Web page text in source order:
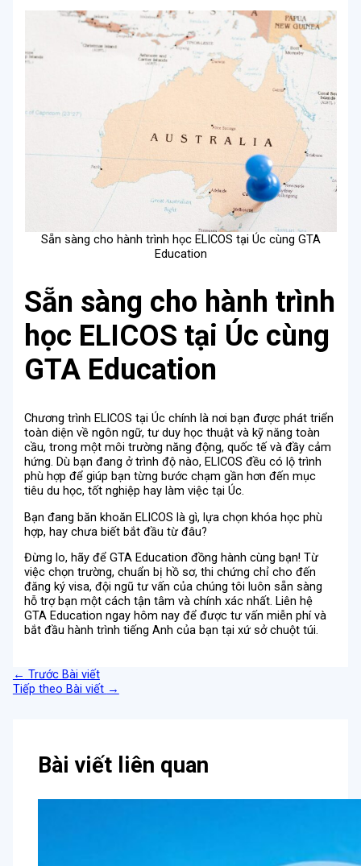
Sẵn sàng cho hành trình học ELICOS tại Úc cùng GTA
Education
Sẵn sàng cho hành trình
học ELICOS tại Úc cùng
GTA Education
Chương trình ELICOS tại Úc chính là nơi bạn được phát triển
toàn diện về ngôn ngữ, tư duy học thuật và kỹ năng toàn
cầu, trong một môi trường năng động, quốc tế và đầy cảm
hứng. Dù bạn đang ở trình độ nào, ELICOS đều có lộ trình
phù hợp để giúp bạn từng bước chạm gần hơn đến mục
tiêu du học, tốt nghiệp hay làm việc tại Úc.
Bạn đang băn khoăn ELICOS là gì, lựa chọn khóa học phù
hợp, hay chưa biết bắt đầu từ đâu?
Đừng lo, hãy đểGTA Education đồng hành cùng bạn! Từ
việc chọn trường, chuẩn bị hồ sơ, thi chứng chỉ cho đến
đăng ký visa, đội ngũ tư vấn của chúng tôi luôn sẵn sàng
hỗ trợ bạn một cách tận tâm và chính xác nhất. Liên hệ
GTA Education ngay hôm nay để được tư vấn miễn phí và
bắt đầu hành trình tiếng Anh của bạn tại xứ sở chuột túi.
← Trước Bài viết
Tiếp theo Bài viết →
Bài viết liên quan